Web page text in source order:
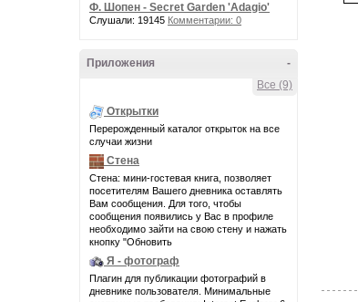
Ф. Шопен - Secret Garden 'Adagio'
Слушали: 19145 Комментарии: 0
-
Приложения
Все (9)
Открытки
Перерожденный каталог открыток на все
случаи жизни
Стена
Стена: мини-гостевая книга, позволяет
посетителям Вашего дневника оставлять
Вам сообщения. Для того, чтобы
сообщения появились у Вас в профиле
необходимо зайти на свою стену и нажать
кнопку "Обновить
Я - фотограф
Плагин для публикации фотографий в
дневнике пользователя. Минимальные